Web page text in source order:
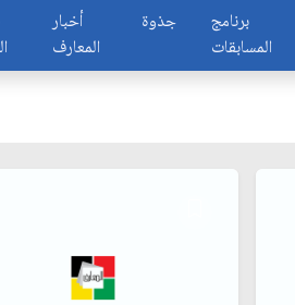
أخبار
المعارف
جذوة
برنامج
المسابقات